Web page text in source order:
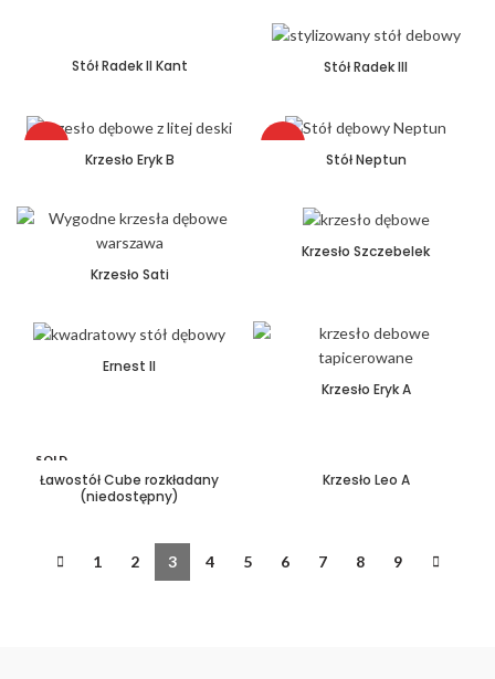
Stół Radek II Kant Stół Radek III
HOT
Krzesło Eryk B
HOT
Stół Neptun
Krzesło Sati
Krzesło Szczebelek
Ernest II
Krzesło Eryk A
SOLD
OUT
Ławostół Cube rozkładany
(niedostępny)
Krzesło Leo A
1 2 3 4 5 6 7 8 9